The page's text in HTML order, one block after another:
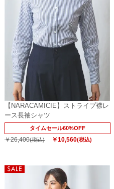
【NARACAMICIE】ストライプ襟レ
ース長袖シャツ
タイムセール60%OFF
￥26,400(税込) ￥10,560(税込)